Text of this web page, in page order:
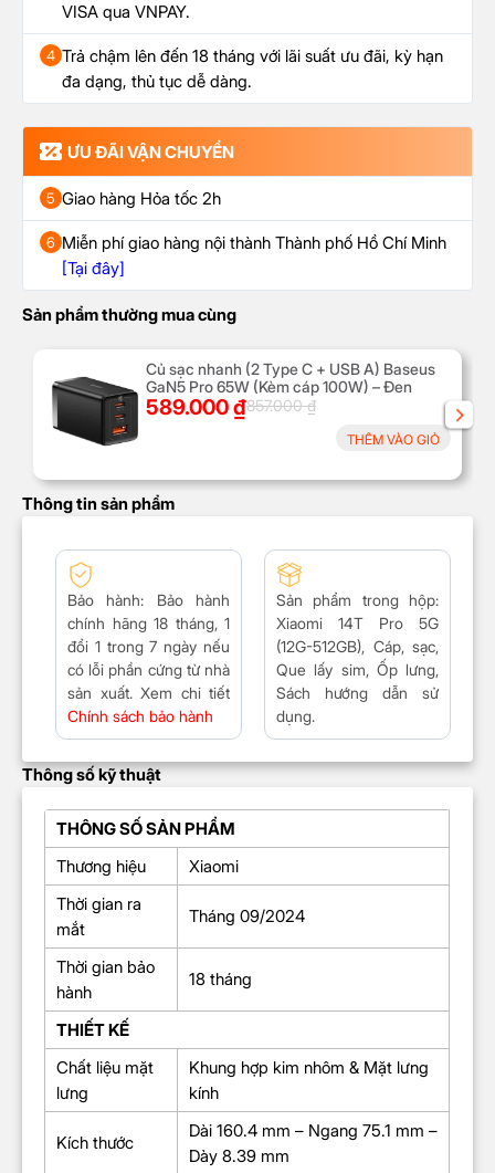
VISA qua VNPAY.
4 Trả chậm lên đến 18 tháng với lãi suất ưu đãi, kỳ hạn
đa dạng, thủ tục dễ dàng.
ƯU ĐÃI VẬN CHUYỂN
5 Giao hàng Hỏa tốc 2h
6 Miễn phí giao hàng nội thành Thành phố Hồ Chí Minh
[Tại đây]
Sản phẩm thường mua cùng
Củ sạc nhanh (2 Type C + USB A) Baseus
GaN5 Pro 65W (Kèm cáp 100W) – Đen
857.000₫
589.000₫
THÊM VÀO GIỎ
Thông tin sản phẩm
Bảo hành: Bảo hành
chính hãng 18 tháng, 1
đổi 1 trong 7 ngày nếu
có lỗi phần cứng từ nhà
sản xuất. Xem chi tiết
Chính sách bảo hành
Sản phẩm trong hộp:
Xiaomi 14T Pro 5G
(12G-512GB), Cáp, sạc,
Que lấy sim, Ốp lưng,
Sách hướng dẫn sử
dụng.
Thông số kỹ thuật
THÔNG SỐ SẢN PHẨM
Thương hiệu
Xiaomi
Thời gian ra
mắt
Tháng 09/2024
Thời gian bảo
hành
18 tháng
THIẾT KẾ
Chất liệu mặt
lưng
Khung hợp kim nhôm & Mặt lưng
kính
Kích thước
Dài 160.4 mm – Ngang 75.1 mm –
Dày 8.39 mm